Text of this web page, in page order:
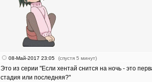
08-Май-2017 23:05 (спустя 5 минут)
Это из серии "Если хентай снится на ночь - это
стадия или последняя?"